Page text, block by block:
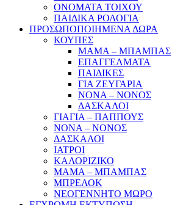
ΟΝΟΜΑΤΑ ΤΟΙΧΟΥ
ΠΑΙΔΙΚΑ ΡΟΛΟΓΙΑ
ΠΡΟΣΩΠΟΠΟΙΗΜΕΝΑ ΔΩΡΑ
ΚΟΥΠΕΣ
ΜΑΜΑ – ΜΠΑΜΠΑΣ
ΕΠΑΓΓΕΛΜΑΤΑ
ΠΑΙΔΙΚΕΣ
ΓΙΑ ΖΕΥΓΑΡΙΑ
ΝΟΝΑ – ΝΟΝΟΣ
ΔΑΣΚΑΛΟΙ
ΓΙΑΓΙΑ – ΠΑΠΠΟΥΣ
ΝΟΝΑ – ΝΟΝΟΣ
ΔΑΣΚΑΛΟΙ
ΙΑΤΡΟΙ
ΚΑΛΟΡΙΖΙΚΟ
ΜΑΜΑ – ΜΠΑΜΠΑΣ
ΜΠΡΕΛΟΚ
ΝΕΟΓΕΝΝΗΤΟ ΜΩΡΟ